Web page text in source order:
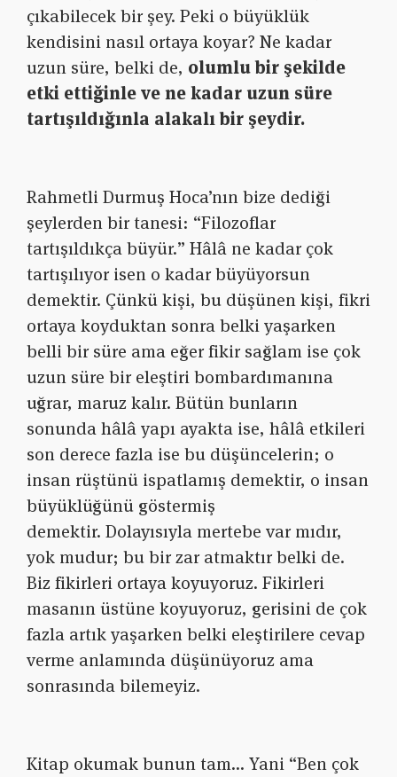
çıkabilecek bir şey. Peki o büyüklük
kendisini nasıl ortaya koyar? Ne kadar
uzun süre, belki de, olumlu bir şekilde
etki ettiğinle vene kadar uzun süre
tartışıldığınla alakalı bir şeydir.
Rahmetli Durmuş Hoca’nın bize dediği
şeylerden bir tanesi: “Filozoflar
tartışıldıkça büyür.” Hâlâ ne kadar çok
tartışılıyor isen o kadar büyüyorsun
demektir. Çünkü kişi, bu düşünen kişi, fikri
ortaya koyduktan sonra belki yaşarken
belli bir süre ama eğer fikir sağlam ise çok
uzun süre bir eleştiri bombardımanına
uğrar, maruz kalır. Bütün bunların
sonunda hâlâ yapı ayakta ise, hâlâ etkileri
son derece fazla ise bu düşüncelerin; o
insan rüştünü ispatlamış demektir, o insan
büyüklüğünü göstermiş
demektir. Dolayısıyla mertebe var mıdır,
yok mudur; bu bir zar atmaktır belki de.
Biz fikirleri ortaya koyuyoruz. Fikirleri
masanın üstüne koyuyoruz, gerisini de çok
fazla artık yaşarken belki eleştirilere cevap
verme anlamında düşünüyoruz ama
sonrasında bilemeyiz.
Kitap okumak bunun tam… Yani “Ben çok